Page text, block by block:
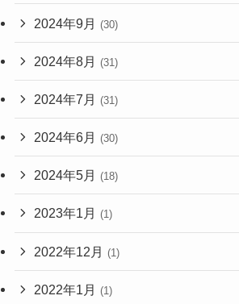
2024年9月 (30)
2024年8月 (31)
2024年7月 (31)
2024年6月 (30)
2024年5月 (18)
2023年1月 (1)
2022年12月 (1)
2022年1月 (1)